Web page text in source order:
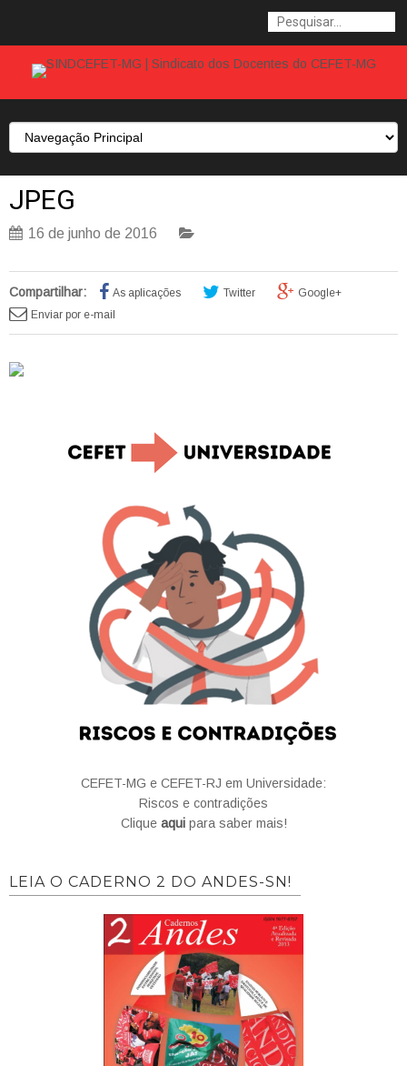
JPEG
16 de junho de 2016
Compartilhar: As aplicações Twitter
Google+
Enviar por e-mail
CEFET-MG e CEFET-RJ em Universidade:
Riscos e contradições
Clique aquipara saber mais!
LEIA O CADERNO 2 DO ANDES-SN!